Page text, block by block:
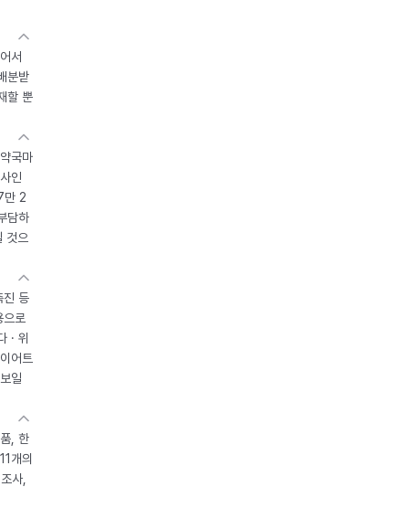
서
분받
할 뿐
국마
인
만 2
담하
것으
진 등
로
· 위
어트
일
, 한
개의
사,